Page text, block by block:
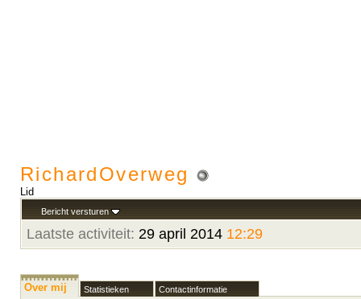
RichardOverweg
Lid
Bericht versturen
Laatste activiteit: 29 april 2014 12:29
Over mij Statistieken Contactinformatie